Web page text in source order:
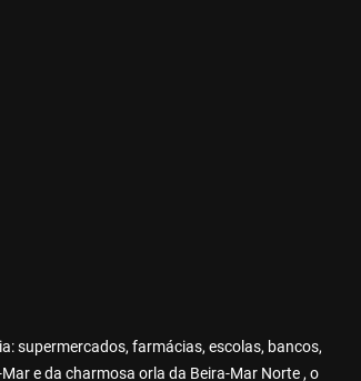
supermercados, farmácias, escolas, bancos,
e da charmosa orla da Beira-Mar Norte , o